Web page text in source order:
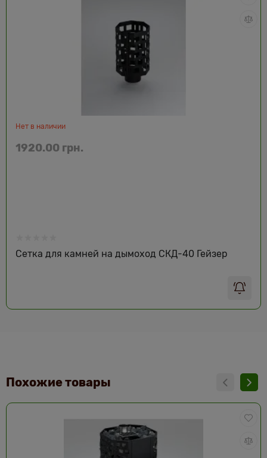
Нет в наличии
Сетка для камней на дымоход СКД-40 Гейзер
1920.00 грн.
Похожие товары